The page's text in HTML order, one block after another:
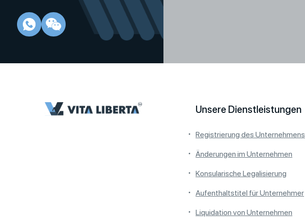
Unsere Dienstleistungen
Registrierung des Unternehmens
Änderungen im Unternehmen
Konsularische Legalisierung
Aufenthaltstitel für Unternehmer
Liquidation von Unternehmen